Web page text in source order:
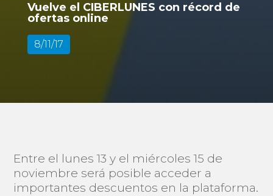
Vuelve el CIBERLUNES con récord de
ofertas online
8/11/17
Entre el lunes 13 y el miércoles 15 de
noviembre será posible acceder a
importantes descuentos en la plataforma.